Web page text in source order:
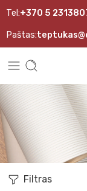
Tel:+370 5
Paštas:
Filtras